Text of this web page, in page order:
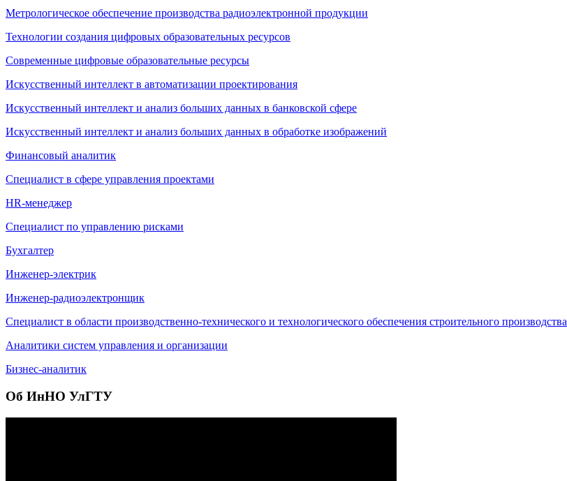
Метрологическое обеспечение производства радиоэлектронной продукции
Технологии создания цифровых образовательных ресурсов
Современные цифровые образовательные ресурсы
Искусственный интеллект в автоматизации проектирования
Искусственный интеллект и анализ больших данных в банковской сфере
Искусственный интеллект и анализ больших данных в обработке изображений
Финансовый аналитик
Специалист в сфере управления проектами
HR-менеджер
Специалист по управлению рисками
Бухгалтер
Инженер-электрик
Инженер-радиоэлектронщик
Специалист в области производственно-технического и технологического обеспечения строительного производства
Аналитики систем управления и организации
Бизнес-аналитик
Об ИнНО УлГТУ